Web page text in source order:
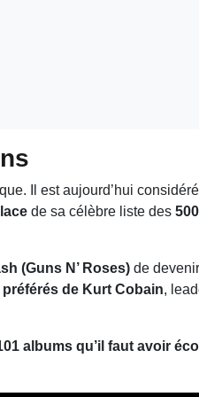
Il est aujourd’hui
de sa célèbre liste des
(Guns N’ Roses) de
préférés de Kurt Cobain,
albums qu’il faut avoir